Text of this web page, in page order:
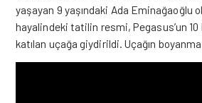
yaşayan 9 yaşındaki Ada Eminağaoğlu
hayalindeki tatilin resmi, Pegasus’un 10
katılan uçağa giydirildi. Uçağın